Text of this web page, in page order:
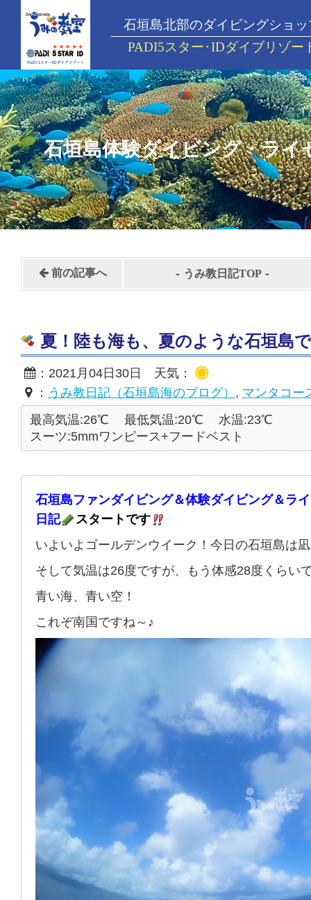
石垣島北部のダイビングショッ
PADI5スター･IDダイブリゾー
石垣島体験ダイビング・ライ
前の記事へ - うみ教日記TOP -
夏！陸も海も、夏のような石垣島で
：2021月04日30日 天気：
： うみ教日記（石垣島海のブログ） , マンタコー
最高気温:26℃
最低気温:20℃
水温:23℃
スーツ:5mmワンピース+フードベスト
石垣島ファンダイビング＆体験ダイビング＆ラ
日記
スタートです
いよいよゴールデンウイーク！今日の石垣島は
そして気温は26度ですが、もう体感28度くらい
青い海、青い空！
これぞ南国ですね～♪